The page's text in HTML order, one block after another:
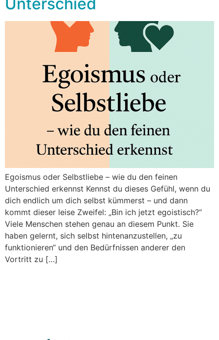
Egoismus oder Selbstliebe – wie du den feinen
Unterschied erkennst Kennst du dieses Gefühl, wenn du
dich endlich um dich selbst kümmerst – und dann
kommt dieser leise Zweifel: „Bin ich jetzt egoistisch?“
Viele Menschen stehen genau an diesem Punkt. Sie
haben gelernt, sich selbst hintenanzustellen, „zu
funktionieren“ und den Bedürfnissen anderer den
Vortritt zu […]